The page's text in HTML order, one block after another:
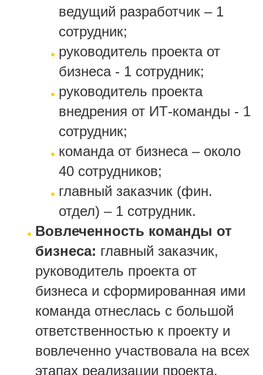
ведущий разработчик – 1
сотрудник;
руководитель проекта от
бизнеса - 1 сотрудник;
руководитель проекта
внедрения от ИТ-команды - 1
сотрудник;
команда от бизнеса – около
40 сотрудников;
главный заказчик (фин.
отдел) – 1 сотрудник.
Вовлеченность команды от
бизнеса: главный заказчик,
руководитель проекта от
бизнеса и сформированная ими
команда отнеслась с большой
ответственностью к проекту и
вовлеченно участвовала на всех
этапах реализации проекта.